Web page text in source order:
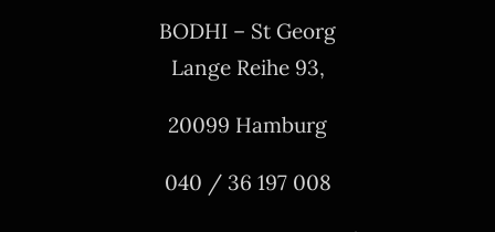
BODHI – St Georg
Lange Reihe 93,
20099 Hamburg
040 / 36 197 008